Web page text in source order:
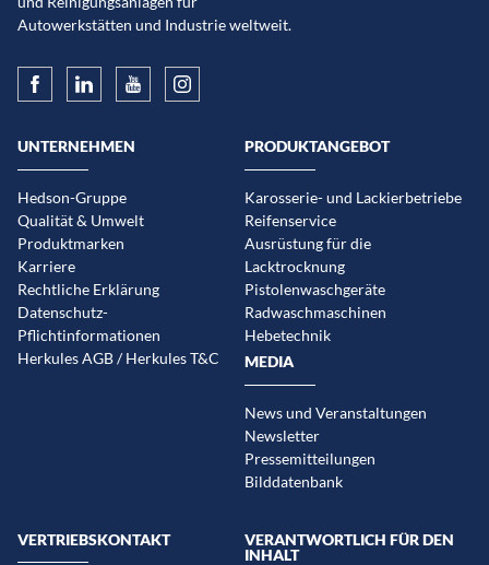
Autowerkstätten und Industrie weltweit.
UNTERNEHMEN
Hedson-Gruppe
Qualität & Umwelt
Produktmarken
Karriere
Rechtliche Erklärung
Datenschutz-
Pflichtinformationen
Herkules AGB / Herkules T&C
PRODUKTANGEBOT
Karosserie- und Lackierbetriebe
Reifenservice
Ausrüstung für die
Lacktrocknung
Pistolenwaschgeräte
Radwaschmaschinen
Hebetechnik
MEDIA
News und Veranstaltungen
Newsletter
Pressemitteilungen
Bilddatenbank
VERTRIEBSKONTAKT
VERANTWORTLICH FÜR DEN
INHALT